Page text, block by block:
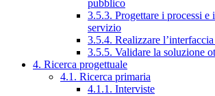
pubblico
3.5.3. Progettare i processi e i
servizio
3.5.4. Realizzare
3.5.5. Validare la soluzione
4. Ricerca progettuale
4.1. Ricerca primaria
4.1.1. Interviste